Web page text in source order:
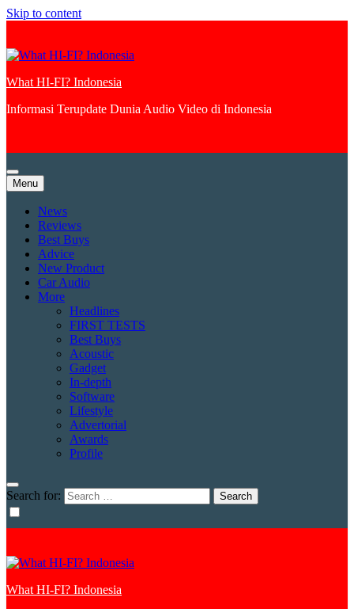
Skip to content
What HI-FI? Indonesia
Informasi Terupdate Dunia Audio Video di Indonesia
Menu
News
Reviews
Best Buys
Advice
New Product
Car Audio
More
Headlines
FIRST TESTS
Best Buys
Acoustic
Gadget
In-depth
Software
Lifestyle
Advertorial
Awards
Profile
Search for:
What HI-FI? Indonesia